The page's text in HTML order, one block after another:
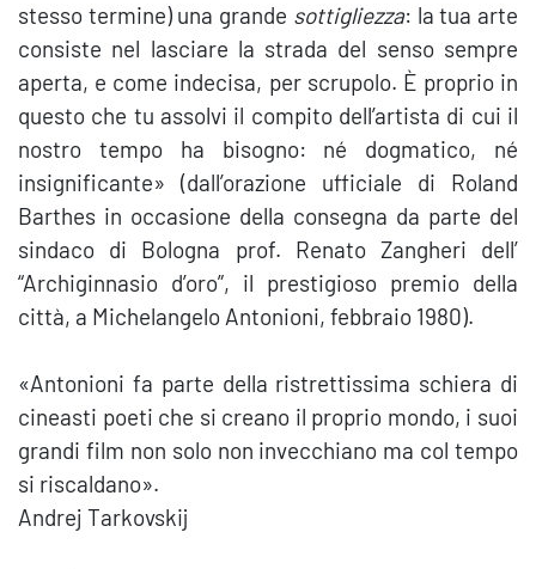
stesso termine) una grande sottigliezza: la tua arte
consiste nel lasciare la strada del senso sempre
aperta, e come indecisa, per scrupolo. È proprio in
questo che tu assolvi il compito dell’artista di cui il
nostro tempo ha bisogno: né dogmatico, né
insignificante» (dall’orazione ufficiale di Roland
Barthes in occasione della consegna da parte del
sindaco di Bologna prof. Renato Zangheri dell’
“Archiginnasio d’oro”, il prestigioso premio della
città, a Michelangelo Antonioni, febbraio 1980).
«Antonioni fa parte della ristrettissima schiera di
cineasti poeti che si creano il proprio mondo, i suoi
grandi film non solo non invecchiano ma col tempo
si riscaldano».
Andrej Tarkovskij